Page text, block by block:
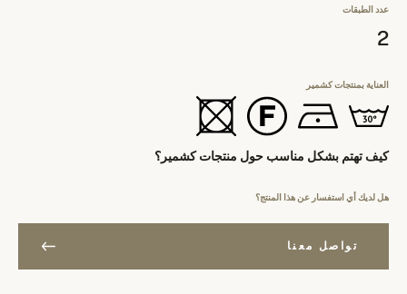
عدد الطبقات
2
العناية بمنتجات كشمير
كيف تهتم بشكل مناسب حول منتجات كشمير؟
هل لديك أي استفسار عن هذا المنتج؟
تواصل معنا